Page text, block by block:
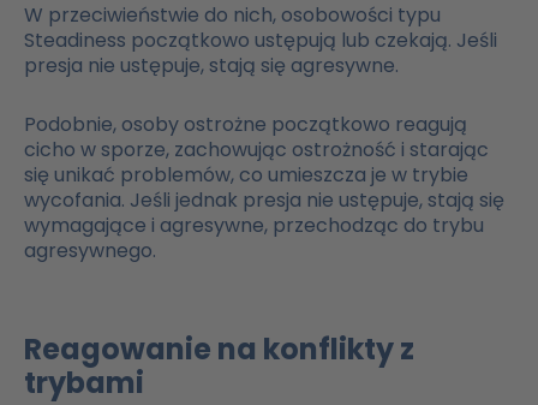
W przeciwieństwie do nich, osobowości typu
Steadiness początkowo ustępują lub czekają. Jeśli
presja nie ustępuje, stają się agresywne.
Podobnie, osoby ostrożne początkowo reagują
cicho w sporze, zachowując ostrożność i starając
się unikać problemów, co umieszcza je w trybie
wycofania. Jeśli jednak presja nie ustępuje, stają się
wymagające i agresywne, przechodząc do trybu
agresywnego.
Reagowanie na konflikty z
trybami